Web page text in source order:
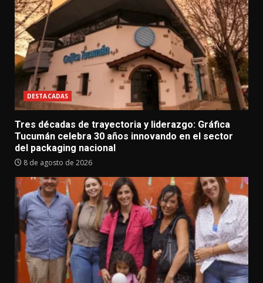
DESTACADAS
Tres décadas de trayectoria y liderazgo: Gráfica
Tucumán celebra 30 años innovando en el sector
del packaging nacional
8 de agosto de 2026